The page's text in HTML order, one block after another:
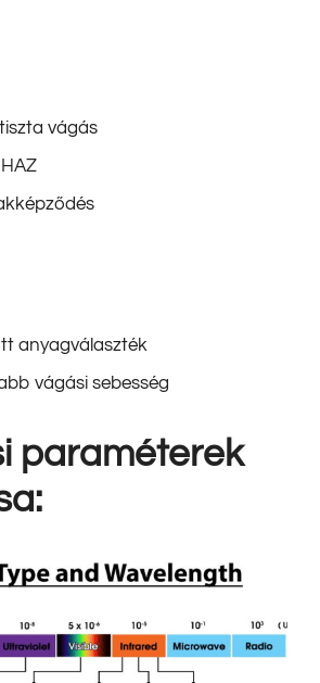
vágás
anyagválaszték
vágási sebesség
paraméterek